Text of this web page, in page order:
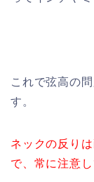
これで弦高の
す。
ネックの反り
で、常に注意